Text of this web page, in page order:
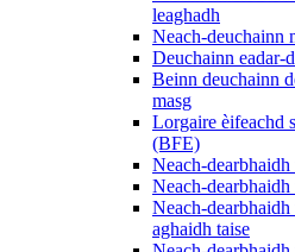
leaghadh
Neach-deuchainn
Deuchainn eadar-
Beinn deuchainn
masg
Lorgaire èifeachd
(BFE)
Neach-
Neach-
Neach-
aghaidh taise